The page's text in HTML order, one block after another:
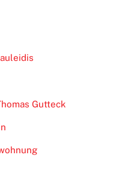
Gutteck